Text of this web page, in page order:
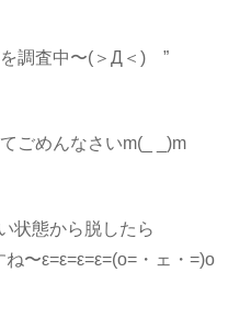
調査中〜(＞Д＜)ゝ”
ごめんなさいm(_ _)m
状態から脱したら
〜ε=ε=ε=ε=(o=・ェ・=)o